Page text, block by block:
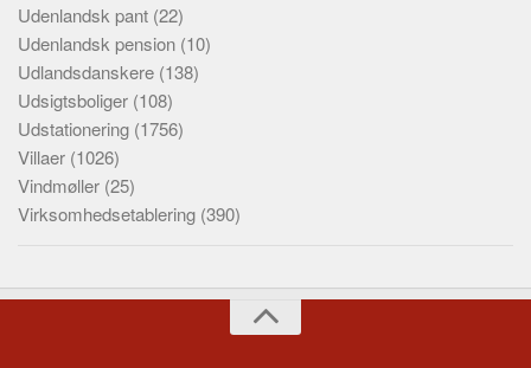
Udenlandsk pant (22)
Udenlandsk pension (10)
Udlandsdanskere (138)
Udsigtsboliger (108)
Udstationering (1756)
Villaer (1026)
Vindmøller (25)
Virksomhedsetablering (390)